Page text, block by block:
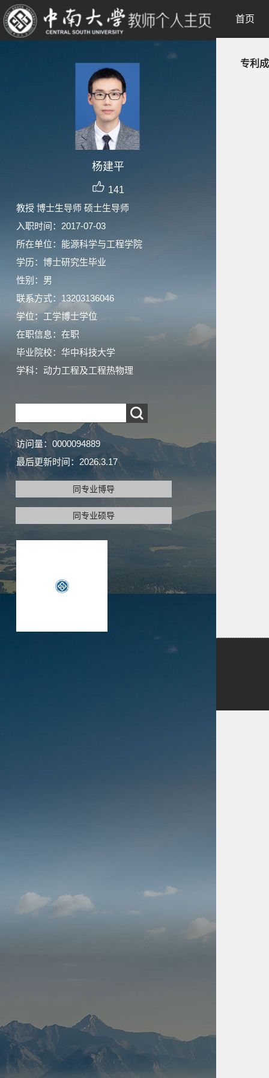
杨建平
141
教授 博士生导师 硕士生导师
入职时间：2017-07-03
所在单位：能源科学与工程学院
学历：博士研究生毕业
性别：男
联系方式：13203136046
学位：工学博士学位
在职信息：在职
毕业院校：华中科技大学
学科：动力工程及工程热物理
访问量： 0000094889
最后更新时间： 2026.3.17
同专业博导
同专业硕导
首页
专利